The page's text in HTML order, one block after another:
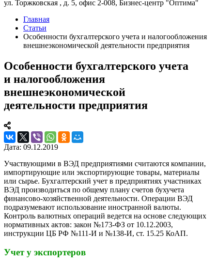
ул. Торжковская , д. 5, офис 2-008, Бизнес-центр "Оптима"
Главная
Статьи
Особенности бухгалтерского учета и налогообложения
внешнеэкономической деятельности предприятия
Особенности бухгалтерского учета
и налогообложения
внешнеэкономической
деятельности предприятия
Дата: 09.12.2019
Участвующими в ВЭД предприятиями считаются компании,
импортирующие или экспортирующие товары, материалы
или сырье. Бухгалтерский учет в предприятиях участниках
ВЭД производиться по общему плану счетов бухучета
финансово-хозяйственной деятельности. Операции ВЭД
подразумевают использование иностранной валюты.
Контроль валютных операций ведется на основе следующих
нормативных актов: закон №173-ФЗ от 10.12.2003,
инструкции ЦБ РФ №111-И и №138-И, ст. 15.25 КоАП.
Учет у экспортеров